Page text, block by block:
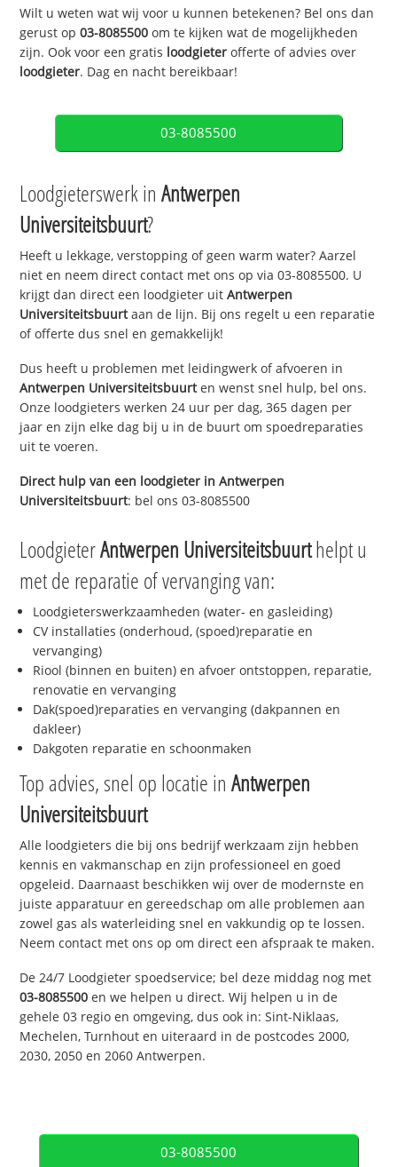
Wilt u weten wat wij voor u kunnen betekenen? Bel ons dan
gerust op03-8085500 om te kijken wat de mogelijkheden
zijn. Ook voor een gratis loodgieter offerte of advies over
loodgieter. Dag en nacht bereikbaar!
03-8085500
Loodgieterswerk inAntwerpen
Universiteitsbuurt?
Heeft u lekkage, verstopping of geen warm water? Aarzel
niet en neem direct contact met ons op via 03-8085500. U
krijgt dan direct een loodgieter uitAntwerpen
Universiteitsbuurtaan de lijn. Bij ons regelt u een reparatie
of offerte dus snel en gemakkelijk!
Dus heeft u problemen met leidingwerk of afvoeren in
Antwerpen Universiteitsbuurten wenst snel hulp, bel ons.
Onze loodgieters werken 24 uur per dag, 365 dagen per
jaar en zijn elke dag bij u in de buurt om spoedreparaties
uit te voeren.
Direct hulp van een loodgieter inAntwerpen
Universiteitsbuurt: bel ons 03-8085500
LoodgieterAntwerpen Universiteitsbuurthelpt u
met de reparatie of vervanging van:
Loodgieterswerkzaamheden (water- en gasleiding)
CV installaties (onderhoud, (spoed)reparatie en
vervanging)
Riool (binnen en buiten) en afvoer ontstoppen, reparatie,
renovatie en vervanging
Dak(spoed)reparaties en vervanging (dakpannen en
dakleer)
Dakgoten reparatie en schoonmaken
Top advies, snel op locatie inAntwerpen
Universiteitsbuurt
Alle loodgieters die bij ons bedrijf werkzaam zijn hebben
kennis en vakmanschap en zijn professioneel en goed
opgeleid. Daarnaast beschikken wij over de modernste en
juiste apparatuur en gereedschap om alle problemen aan
zowel gas als waterleiding snel en vakkundig op te lossen.
Neem contact met ons op om direct een afspraak te maken.
De 24/7 Loodgieter spoedservice; bel deze middag nog met
03-8085500 en we helpen u direct. Wij helpen u in de
gehele 03 regio en omgeving, dus ook in: Sint-Niklaas,
Mechelen, Turnhout en uiteraard in de postcodes 2000,
2030, 2050 en 2060 Antwerpen.
03-8085500